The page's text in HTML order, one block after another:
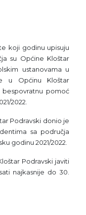
godinu upisuju
su Općine Kloštar
ustanovama u
u Općinu Kloštar
bespovratnu pomoć
2022.
Podravski donio je
sa područja
godinu 2021/2022.
Podravski javiti
najkasnije do 30.